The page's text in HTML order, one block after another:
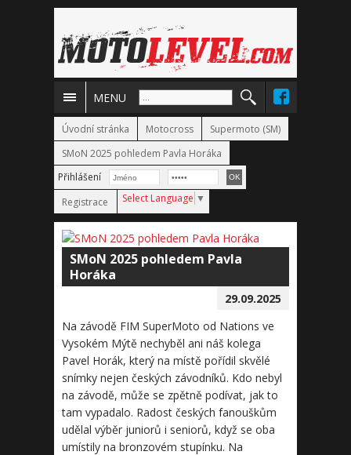
MENU
Úvodní stránka Motocross
Supermoto (SM)
SMoN 2025 pohledem Pavla Horáka
Přihlášení
Registrace
Select Language ▼
SMoN 2025 pohledem Pavla
Horáka
29.09.2025
Na závodě FIM SuperMoto od Nations ve
Vysokém Mýtě nechyběl ani náš kolega
Pavel Horák, který na místě pořídil skvělé
snímky nejen českých závodníků. Kdo nebyl
na závodě, může se zpětně podívat, jak to
tam vypadalo. Radost českých fanouškům
udělal výběr juniorů i seniorů, když se oba
umístily na bronzovém stupínku. Na